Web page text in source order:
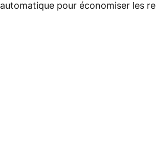
automatique pour économiser les